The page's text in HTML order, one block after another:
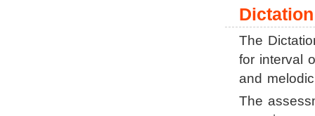
The
for interval
and
The